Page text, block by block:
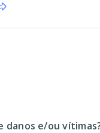
danos e/ou